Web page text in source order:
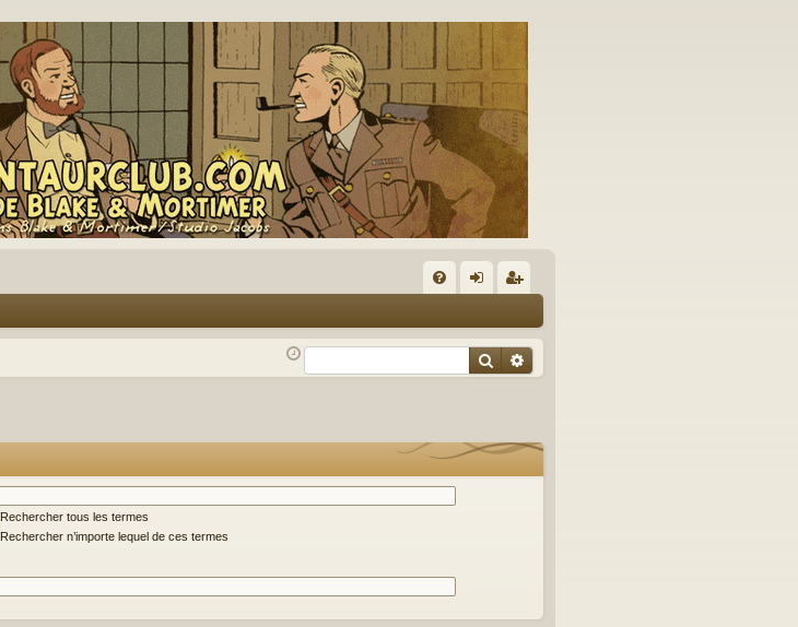
Q ne
xi
nr
eg
re
r
Rechercher
Recherche avancée
Rechercher tous les termes
Rechercher n’importe lequel de ces termes